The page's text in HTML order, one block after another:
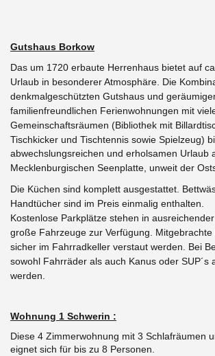
Gutshaus Borkow
Das um 1720 erbaute Herrenhaus bietet auf
Urlaub in besonderer Atmosphäre. Die
denkmalgeschützten Gutshaus und
familienfreundlichen Ferienwohnungen mit
Gemeinschaftsräumen (Bibliothek mit
Tischkicker und Tischtennis sowie Spielzeug)
abwechslungsreichen und erholsamen Urlaub
Mecklenburgischen Seenplatte, unweit der
Die Küchen sind komplett ausgestattet.
Handtücher sind im Preis einmalig enthalten.
Kostenlose Parkplätze stehen in
große Fahrzeuge zur Verfügung.
sicher im Fahrradkeller verstaut werden. Bei
sowohl Fahrräder als auch Kanus oder SUP´s
werden.
Wohnung 1 Schwerin :
Diese 4 Zimmerwohnung mit 3 Schlafräumen
eignet sich für bis zu 8 Personen.